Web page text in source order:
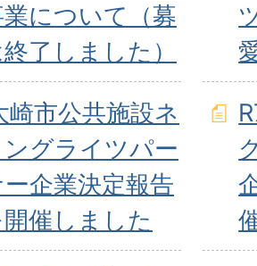
について（募
了しました）
崎市公共施設ネ
グライツパー
ー企業決定報告
催しました